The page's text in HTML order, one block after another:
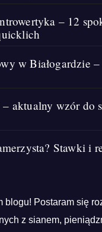
– 12
w Białogardzie
aktualny wzór do
Stawki i
blogu! Postaram się
z sianem,